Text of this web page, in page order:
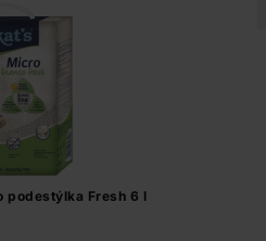
podestýlka Fresh 6 l